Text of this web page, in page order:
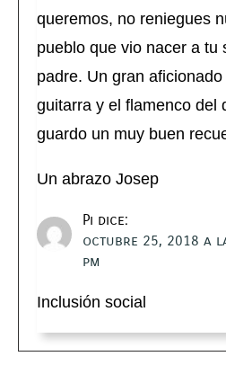
queremos, no reniegues
pueblo que vio nacer a tu
padre. Un gran aficionado
guitarra y el flamenco del
guardo un muy buen
Un abrazo Josep
Pi dice:
octubre 25, 2018 a
pm
Inclusión social